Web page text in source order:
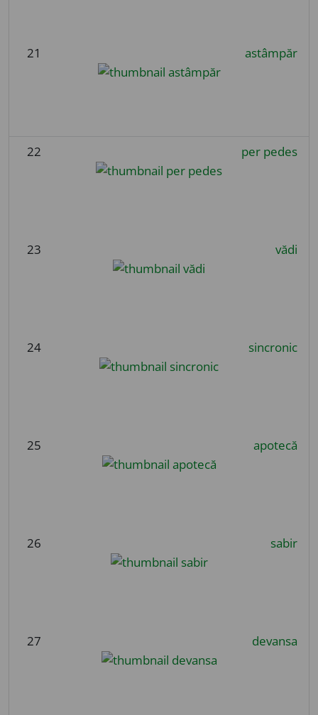
21 astâmpăr
22 per pedes
23 vădi
24 sincronic
25 apotecă
26 sabir
27 devansa